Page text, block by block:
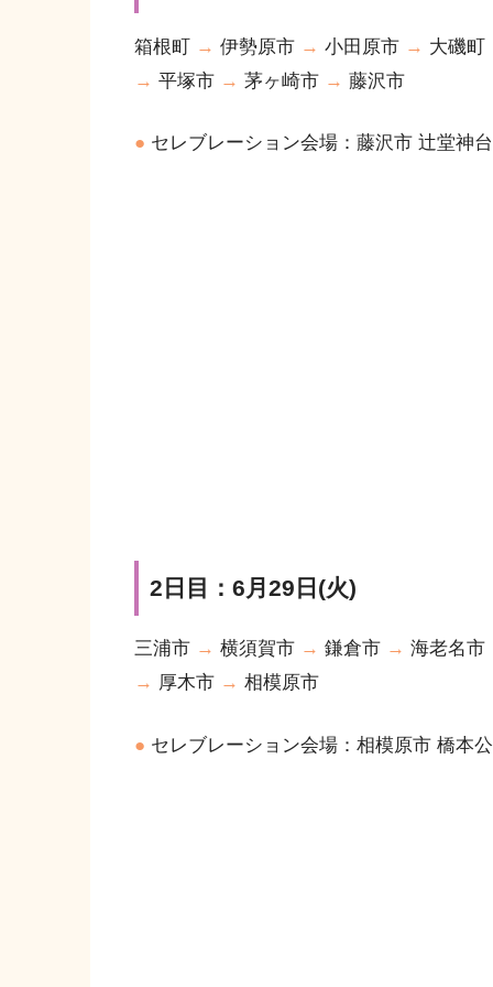
箱根町 → 伊勢原市 → 小田原市 → 大磯町
→ 平塚市 → 茅ヶ崎市 → 藤沢市
● セレブレーション会場：藤沢市 辻堂神
2日目：6月29日(火)
三浦市 → 横須賀市 → 鎌倉市 → 海老名市
→ 厚木市 → 相模原市
● セレブレーション会場：相模原市 橋本